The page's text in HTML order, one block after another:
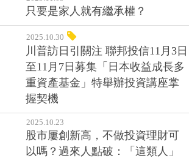
只要是家人就有繼承權？
2025.10.30
川普訪日引關注 聯邦投信11月3日
至11月7日募集「日本收益成長多
重資產基金」特舉辦投資講座掌
握契機
2025.10.23
股市屢創新高，不做投資理財可
以嗎？過來人點破：「這類人」